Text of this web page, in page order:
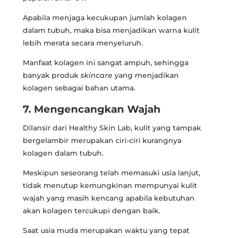
Apabila menjaga kecukupan jumlah kolagen
dalam tubuh, maka bisa menjadikan warna kulit
lebih merata secara menyeluruh.
Manfaat kolagen ini sangat ampuh, sehingga
banyak produk skincare yang menjadikan
kolagen sebagai bahan utama.
7. Mengencangkan Wajah
Dilansir dari Healthy Skin Lab, kulit yang tampak
bergelambir merupakan ciri-ciri kurangnya
kolagen dalam tubuh.
Meskipun seseorang telah memasuki usia lanjut,
tidak menutup kemungkinan mempunyai kulit
wajah yang masih kencang apabila kebutuhan
akan kolagen tercukupi dengan baik.
Saat usia muda merupakan waktu yang tepat